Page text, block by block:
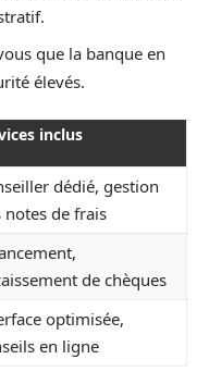
que la banque en
élevés.
inclus
dédié, gestion
notes de frais
de chèques
optimisée,
en ligne